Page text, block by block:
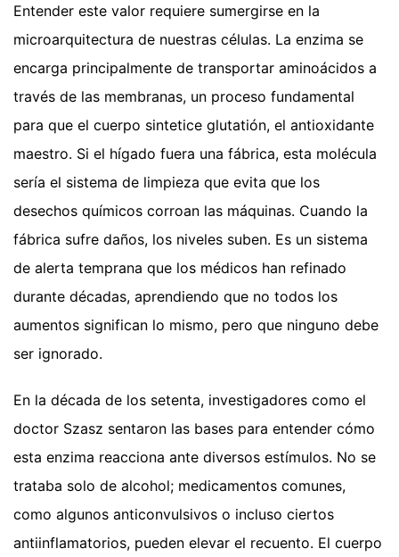
Entender este valor requiere sumergirse en la
microarquitectura de nuestras células. La enzima se
encarga principalmente de transportar aminoácidos a
través de las membranas, un proceso fundamental
para que el cuerpo sintetice glutatión, el antioxidante
maestro. Si el hígado fuera una fábrica, esta molécula
sería el sistema de limpieza que evita que los
desechos químicos corroan las máquinas. Cuando la
fábrica sufre daños, los niveles suben. Es un sistema
de alerta temprana que los médicos han refinado
durante décadas, aprendiendo que no todos los
aumentos significan lo mismo, pero que ninguno debe
ser ignorado.
En la década de los setenta, investigadores como el
doctor Szasz sentaron las bases para entender cómo
esta enzima reacciona ante diversos estímulos. No se
trataba solo de alcohol; medicamentos comunes,
como algunos anticonvulsivos o incluso ciertos
antiinflamatorios, pueden elevar el recuento. El cuerpo